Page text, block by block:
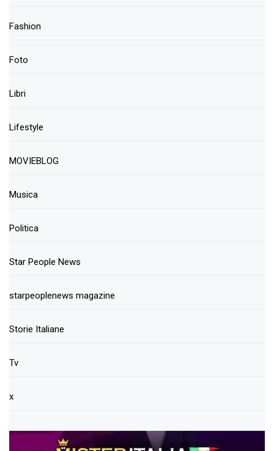
Fashion
Foto
Libri
Lifestyle
MOVIEBLOG
Musica
Politica
Star People News
starpeoplenews magazine
Storie Italiane
Tv
x